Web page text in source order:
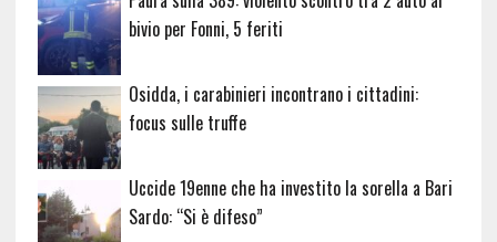
bivio per Fonni, 5 feriti
Osidda, i carabinieri incontrano i cittadini:
focus sulle truffe
Uccide 19enne che ha investito la sorella a Bari
Sardo: “Si è difeso”